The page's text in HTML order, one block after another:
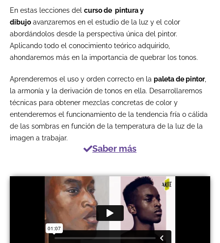
En estas lecciones del curso de pintura y
dibujo avanzaremos en el estudio de la luz y el color
abordándolos desde la perspectiva única del pintor.
Aplicando todo el conocimiento teórico adquirido,
ahondaremos más en la importancia de quebrar los tonos.
Aprenderemos el uso y orden correcto en la paleta de pintor,
la armonía y la derivación de tonos en ella. Desarrollaremos
técnicas para obtener mezclas concretas de color y
entenderemos el funcionamiento de la tendencia fría o cálida
de las sombras en función de la temperatura de la luz de la
imagen a trabajar.
Saber más